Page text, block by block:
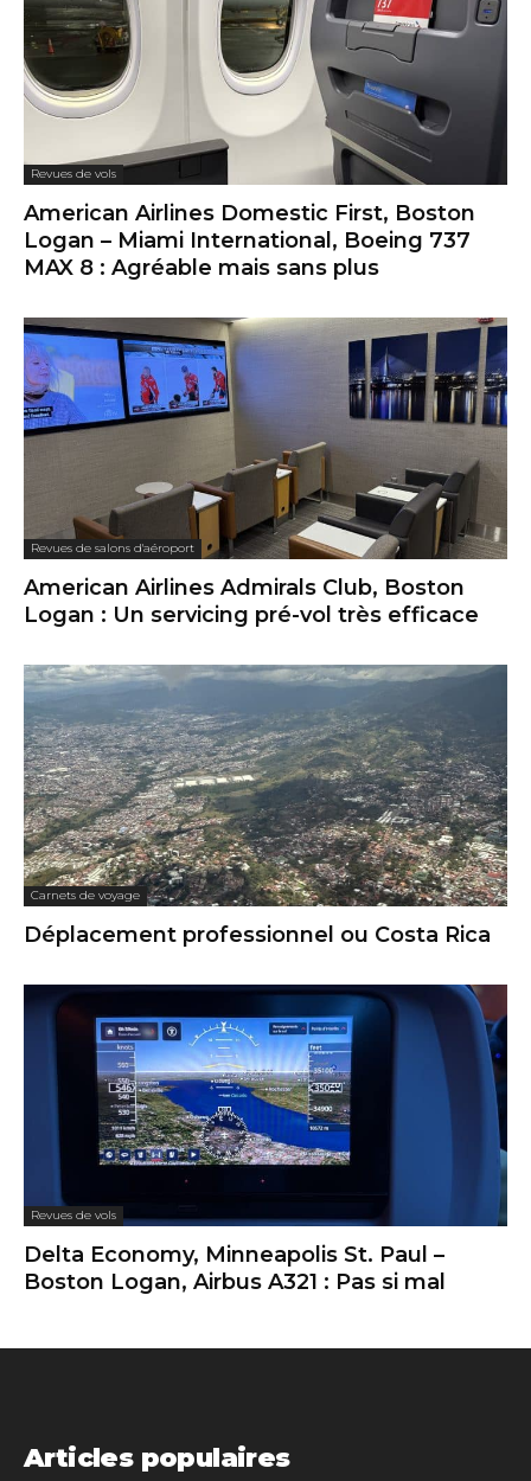
Revues de vols
American Airlines Domestic First, Boston
Logan – Miami International, Boeing 737
MAX 8 : Agréable mais sans plus
Revues de salons d'aéroport
American Airlines Admirals Club, Boston
Logan : Un servicing pré-vol très efficace
Carnets de voyage
Déplacement professionnel ou Costa Rica
Revues de vols
Delta Economy, Minneapolis St. Paul –
Boston Logan, Airbus A321 : Pas si mal
Articles populaires